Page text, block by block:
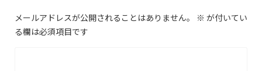
メールアドレスが公開されることはありません。 ※ が付いてい
る欄は必須項目です